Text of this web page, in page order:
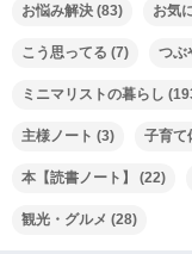
お悩み解決 (83) お気
こう思ってる (7) つぶ
ミニマリストの暮らし
主様ノート (3) 子育て
本【読書ノート】 (22)
観光・グルメ (28)